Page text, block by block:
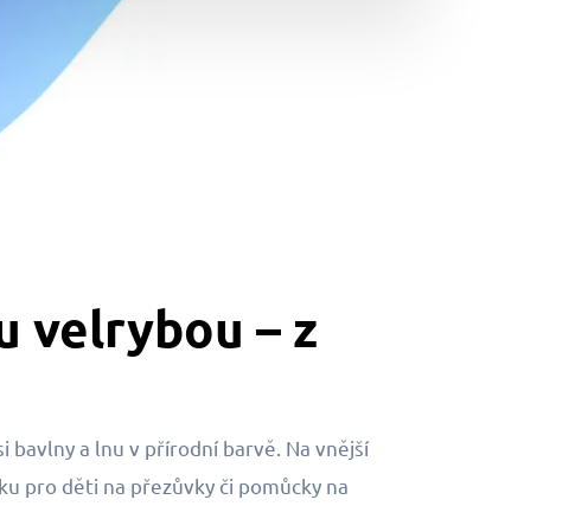
velrybou – z
bavlny a lnu v přírodní barvě. Na vnější
pro děti na přezůvky či pomůcky na